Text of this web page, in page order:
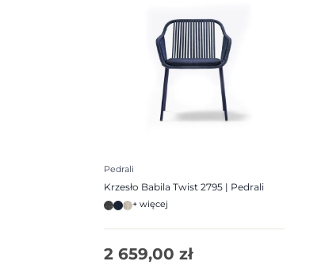
Pedrali
Krzesło Babila Twist 2795 | Pedrali
+ więcej
2 659,00 zł